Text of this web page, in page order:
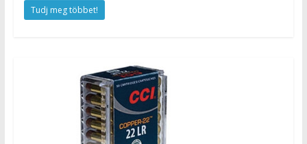
Tudj meg többet!